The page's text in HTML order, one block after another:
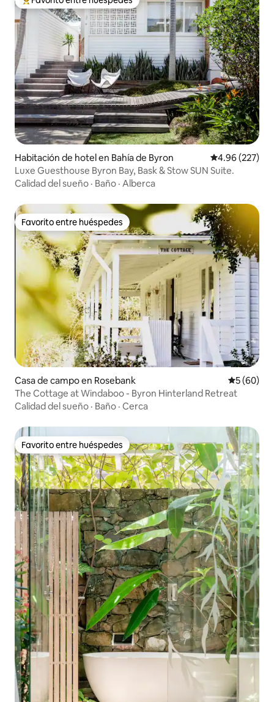
De los mejores en Favorito entre huéspedes
Habitación de hotel en Bahía de Byron Calificación
4.96 (227)
Luxe Guesthouse Byron Bay, Bask & Stow SUN Suite.
Calidad del sueño · Baño · Alberca
Favorito entre huéspedes
Favorito entre huéspedes
Casa de campo en Rosebank
5 (60)
The Cottage at Windaboo - Byron Hinterland Retreat
Calidad del sueño · Baño · Cerca
Favorito entre huéspedes
Favorito entre huéspedes